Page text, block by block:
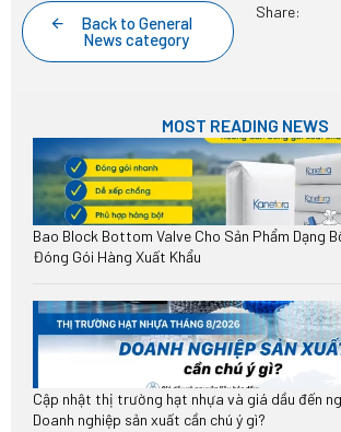
Back to General
News category
Share:
MOST READING NEWS
Bao Block Bottom Valve Cho Sản Phẩm Dạng
Đóng Gói Hàng Xuất Khẩu
Cập nhật thị trường hạt nhựa và giá dầu đến
Doanh nghiệp sản xuất cần chú ý gì?